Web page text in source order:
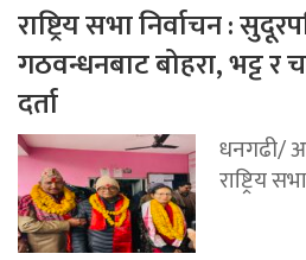
राष्ट्रिय सभा निर्वाचन :
गठवन्धनबाट बोहरा, भट्ट र
दर्ता
धनगढी/
राष्ट्रिय